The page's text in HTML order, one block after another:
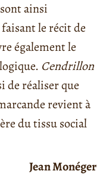
ainsi
le récit de
également le
Cendrillon
de réaliser que
revient à
du tissu social
Jean Monéger